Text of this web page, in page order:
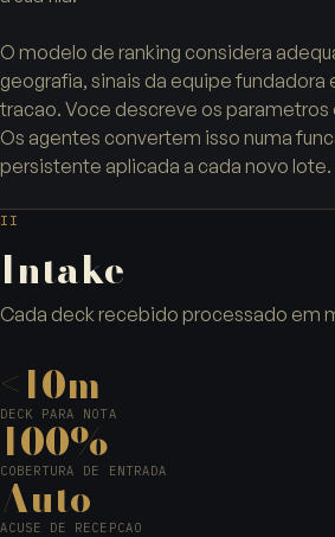
O modelo de ranking considera
geografia, sinais da equipe fundadora
tracao. Voce descreve os parametros
Os agentes convertem isso numa
persistente aplicada a cada novo lote.
II
Intake
Cada deck recebido processado em
<10m
DECK PARA NOTA
100%
COBERTURA DE ENTRADA
Auto
ACUSE DE RECEPCAO